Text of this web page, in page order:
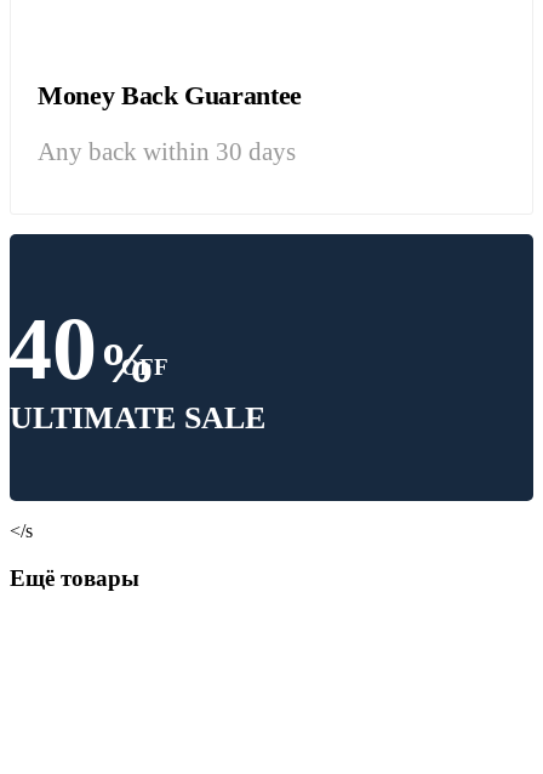
Money Back Guarantee
Any back within 30 days
40%
OFF
ULTIMATE SALE
</s
Ещё товары